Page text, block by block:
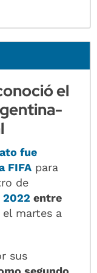
el
fue
FIFA para
de
2022 entre
martes a
sus